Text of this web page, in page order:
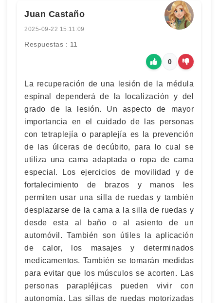
Juan Castaño
2025-09-22 15:11:09
Respuestas : 11
0
La recuperación de una lesión de la médula
espinal dependerá de la localización y del
grado de la lesión. Un aspecto de mayor
importancia en el cuidado de las personas
con tetraplejía o paraplejía es la prevención
de las úlceras de decúbito, para lo cual se
utiliza una cama adaptada o ropa de cama
especial. Los ejercicios de movilidad y de
fortalecimiento de brazos y manos les
permiten usar una silla de ruedas y también
desplazarse de la cama a la silla de ruedas y
desde esta al baño o al asiento de un
automóvil. También son útiles la aplicación
de calor, los masajes y determinados
medicamentos. También se tomarán medidas
para evitar que los músculos se acorten. Las
personas parapléjicas pueden vivir con
autonomía. Las sillas de ruedas motorizadas